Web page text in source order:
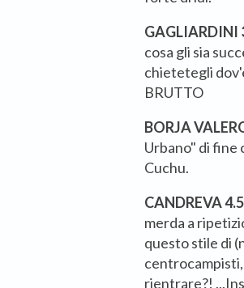
GAGLIARDINI
cosa gli sia
chietetegli
BRUTTO
BORJA
Urbano" di fine
Cuchu.
CANDREVA
merda a
questo stile di
centrocampisti,
rientrare?!